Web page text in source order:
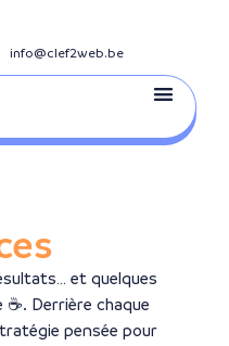
info@clef2web.be
et quelques
Derrière chaque
pensée pour